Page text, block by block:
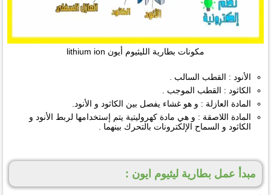
مكونات بطارية الليثيوم أيون lithium ion
الأنود : القطب السالب .
الكاثود : القطب الموجب .
المادة العازلة : و هو غشاء يفصل بين الكاثود و الأنود.
المادة اللاصقة : و هي مادة كهروليتية يتم إستخدامها لربط الأنود و
الكاثود و السماح الإلكترونات بالتحرك بينهما .
مبدأ عمل بطارية ليثيوم ايون :